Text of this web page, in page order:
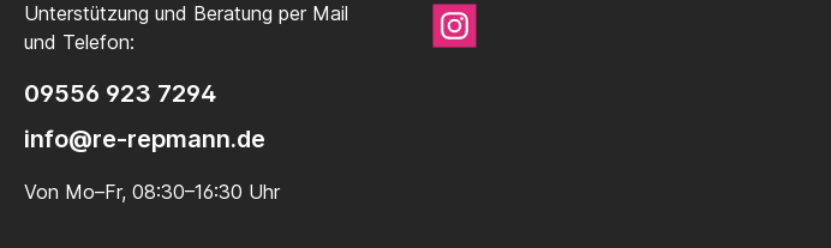
Unterstützung und Beratung per Mail
und Telefon:
09556 923 7294
info@re-repmann.de
Von Mo–Fr, 08:30–16:30 Uhr
Instagram